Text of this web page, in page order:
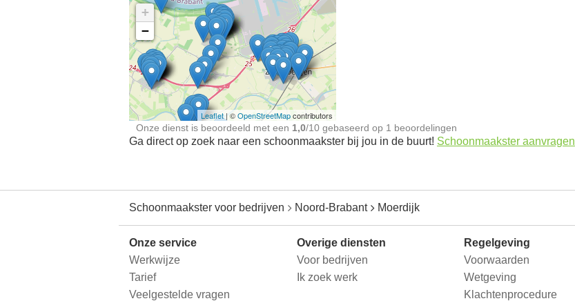
Ontdek meer ervaringen
Schoonmaakster bij
jou in de buurt
+
−
Leaflet | ©OpenStreetMapcontributors
Onze dienst is beoordeeld met een 1,0/10 gebaseerd op 1 beoordelingen
Ga direct op zoek naar een schoonmaakster bij jou in de buurt! Schoonmaakster aanvragen
Schoonmaakster voor bedrijven Noord-Brabant Moerdijk
Onze service
Werkwijze
Tarief
Veelgestelde vragen
Overige diensten
Voor bedrijven
Ik zoek werk
Regelgeving
Voorwaarden
Wetgeving
Klachtenprocedure